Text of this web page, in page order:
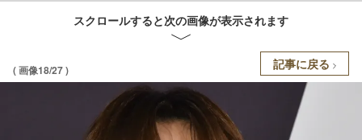
スクロールすると次の画像が表示されます
( 画像18/27 ) 記事に戻る